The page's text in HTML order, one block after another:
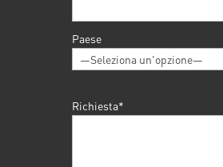
Paese
Richiesta*